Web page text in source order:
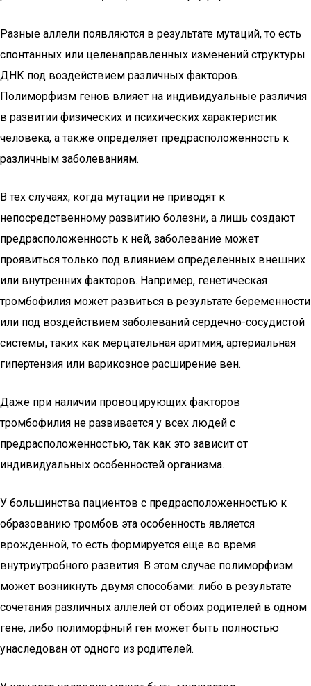
Разные аллели появляются в результате мутаций, то есть
спонтанных или целенаправленных изменений структуры
ДНК под воздействием различных факторов.
Полиморфизм генов влияет на индивидуальные различия
в развитии физических и психических характеристик
человека, а также определяет предрасположенность к
различным заболеваниям.
В тех случаях, когда мутации не приводят к
непосредственному развитию болезни, а лишь создают
предрасположенность к ней, заболевание может
проявиться только под влиянием определенных внешних
или внутренних факторов. Например, генетическая
тромбофилия может развиться в результате беременности
или под воздействием заболеваний сердечно-сосудистой
системы, таких как мерцательная аритмия, артериальная
гипертензия или варикозное расширение вен.
Даже при наличии провоцирующих факторов
тромбофилия не развивается у всех людей с
предрасположенностью, так как это зависит от
индивидуальных особенностей организма.
У большинства пациентов с предрасположенностью к
образованию тромбов эта особенность является
врожденной, то есть формируется еще во время
внутриутробного развития. В этом случае полиморфизм
может возникнуть двумя способами: либо в результате
сочетания различных аллелей от обоих родителей в одном
гене, либо полиморфный ген может быть полностью
унаследован от одного из родителей.